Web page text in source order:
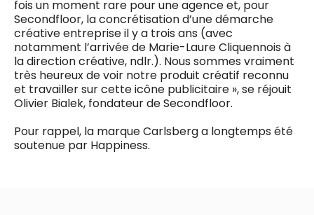
fois un moment rare pour une agence et, pour
Secondfloor, la concrétisation d’une démarche
créative entreprise il y a trois ans (avec
notamment l’arrivée de Marie-Laure Cliquennois à
la direction créative, ndlr.). Nous sommes vraiment
très heureux de voir notre produit créatif reconnu
et travailler sur cette icône publicitaire », se réjouit
Olivier Bialek, fondateur de Secondfloor.
Pour rappel, la marque Carlsberg a longtemps été
soutenue par Happiness.
Des questions ?